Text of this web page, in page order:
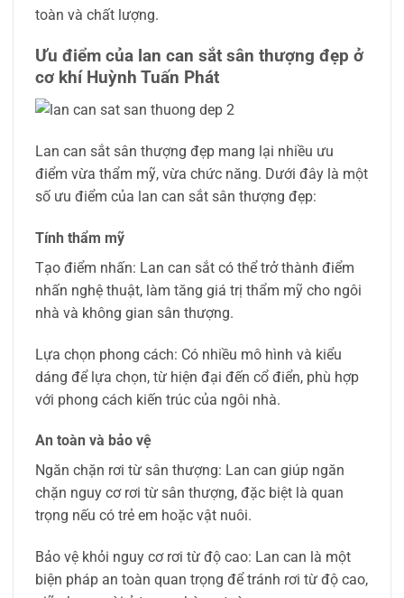
toàn và chất lượng.
Ưu điểm của lan can sắt sân thượng đẹp ở
cơ khí Huỳnh Tuấn Phát
Lan can sắt sân thượng đẹp mang lại nhiều ưu
điểm vừa thẩm mỹ, vừa chức năng. Dưới đây là một
số ưu điểm của lan can sắt sân thượng đẹp:
Tính thẩm mỹ
Tạo điểm nhấn: Lan can sắt có thể trở thành điểm
nhấn nghệ thuật, làm tăng giá trị thẩm mỹ cho ngôi
nhà và không gian sân thượng.
Lựa chọn phong cách: Có nhiều mô hình và kiểu
dáng để lựa chọn, từ hiện đại đến cổ điển, phù hợp
với phong cách kiến trúc của ngôi nhà.
An toàn và bảo vệ
Ngăn chặn rơi từ sân thượng: Lan can giúp ngăn
chặn nguy cơ rơi từ sân thượng, đặc biệt là quan
trọng nếu có trẻ em hoặc vật nuôi.
Bảo vệ khỏi nguy cơ rơi từ độ cao: Lan can là một
biện pháp an toàn quan trọng để tránh rơi từ độ cao,